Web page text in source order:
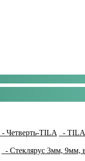
- Четверть-TILA -
- Стеклярус 3мм, 9мм,